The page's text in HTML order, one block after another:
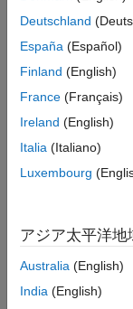
Deutschland
España (Español)
Finland (English)
France (Français)
Ireland (English)
Italia (Italiano)
Luxembourg
アジア太平洋地
Australia (English)
India (English)
© 1994-2026